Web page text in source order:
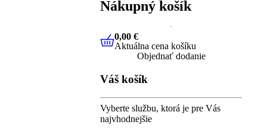
Nákupný košík
0,00 €Aktuálna cena košíku
0,00 €
Aktuálna cena košíku
Objednať dodanie
Váš košík
Vyberte službu, ktorá je pre Vás
najvhodnejšie